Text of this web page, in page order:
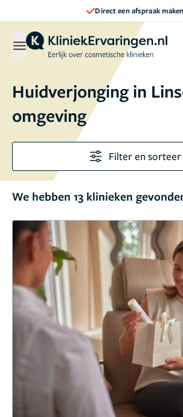
Direct een afspraak maken
Huidverjonging in
omgeving
Filter en sorteer
We hebben 13 klinieken